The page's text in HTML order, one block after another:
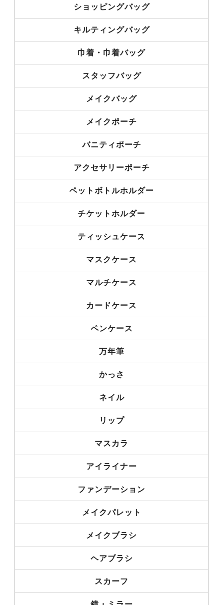
ショッピングバッグ
キルティングバッグ
巾着・巾着バッグ
スタッフバッグ
メイクバッグ
メイクポーチ
バニティポーチ
アクセサリーポーチ
ペットボトルホルダー
チケットホルダー
ティッシュケース
マスクケース
マルチケース
カードケース
ペンケース
万年筆
かっさ
ネイル
リップ
マスカラ
アイライナー
ファンデーション
メイクパレット
メイクブラシ
ヘアブラシ
スカーフ